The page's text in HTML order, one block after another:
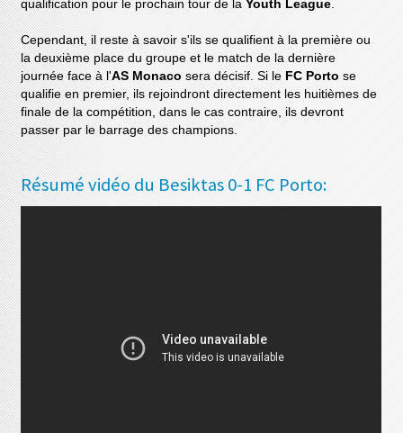
qualification pour le prochain tour de laYouth League.
Cependant, il reste à savoir s'ils se qualifient à la première ou
la deuxième place du groupe et le match de la dernière
journée face à l'AS Monaco sera décisif. Si le FC Porto se
qualifie en premier, ils rejoindront directement les huitièmes de
finale de la compétition, dans le cas contraire, ils devront
passer par le barrage des champions.
Résumé vidéo du Besiktas 0-1 FC Porto: